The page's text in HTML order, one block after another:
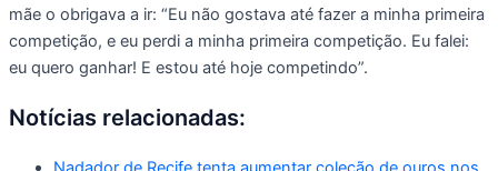
mãe o obrigava a ir: “Eu não gostava até fazer a minha primeira
competição, e eu perdi a minha primeira competição. Eu falei:
eu quero ganhar! E estou até hoje competindo”.
Notícias relacionadas: